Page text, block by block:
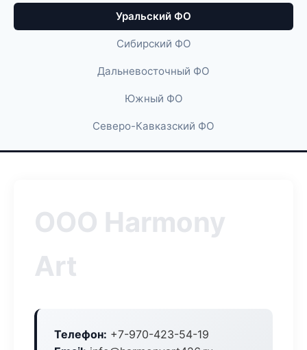
Уральский ФО
Сибирский ФО
Дальневосточный ФО
Южный ФО
Северо-Кавказский ФО
ООО Harmony
Art
Телефон: +7-970-423-54-19